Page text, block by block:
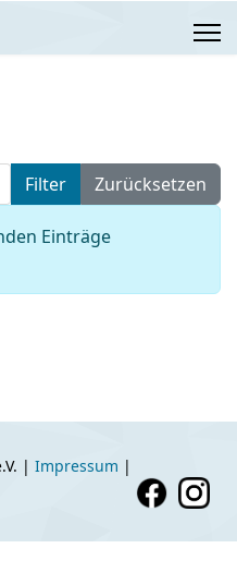
Filter
Zurücksetzen
Einträge
| Impressum |